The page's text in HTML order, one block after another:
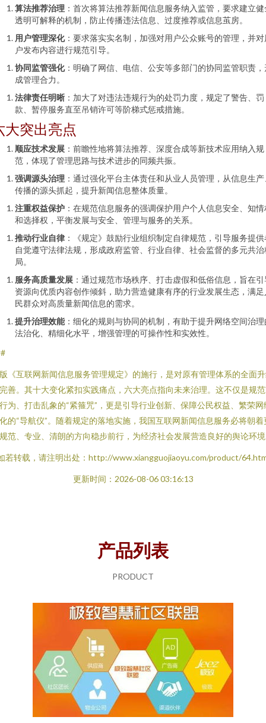
算法推荐治理 ：首次将算法推荐新闻信息服务纳入监管，要求建立健
透明可解释的机制，防止传播违法信息、过度推荐或信息茧房。
用户管理深化：要求落实实名制，加强对用户公众账号的管理，并对
户发布内容进行规范引导。
协同监管强化：明确了网信、电信、公安等多部门的协同监管职责，
成管理合力。
法律责任明晰 ：加大了对违法违规行为的处罚力度，规定了警告、罚
款、暂停服务直至吊销许可等阶梯式惩戒措施。
大突出亮点
顺应技术发展 ：前瞻性地将算法推荐、深度合成等新技术应用纳入规
范，体现了管理思路与技术进步的同频共振。
强调源头治理 ：通过强化平台主体责任和从业人员管理，从信息生产
传播的源头抓起，提升新闻信息整体质量。
注重权益保护 ：在规范信息服务的强调保护用户个人信息安全、知情
和选择权，平衡发展与安全、管理与服务的关系。
推动行业自律 ：《规定》鼓励行业组织制定自律规范，引导服务提供
自觉遵守法律法规，形成政府监管、行业自律、社会监督的多元共治
局。
服务高质量发展 ：通过规范市场秩序、打击虚假和低俗信息，旨在引
资源向优质内容创作倾斜，助力营造健康有序的行业发展生态，满足
民群众对高质量新闻信息的需求。
提升治理效能：细化的规则与协同的机制，有助于提升网络空间治理
法治化、精细化水平，增强管理的可操作性和实效性。
《互联网新闻信息服务管理规定》的施行，是对原有管理体系的全面
善。其十大变化紧扣实践痛点，六大亮点指向未来治理。这不仅是规
为、打击乱象的“紧箍咒”，更是引导行业创新、保障公民权益、繁荣网
的“导航仪”。随着规定的落地实施，我国互联网新闻信息服务必将朝着
范、专业、清朗的方向稳步前行，为经济社会发展营造良好的舆论环
若转载，请注明出处：http://www.xiangguojiaoyu.com/product/
更新时间：2026-08-06 03:16:13
产品列表
PRODUCT